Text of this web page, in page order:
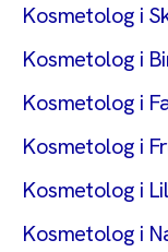
Kosmetolog i
Kosmetolog i
Kosmetolog i
Kosmetolog i
Kosmetolog i
Kosmetolog i